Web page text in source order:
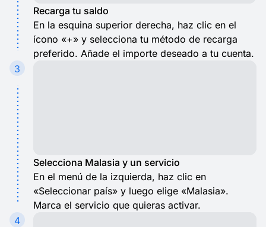
Recarga tu saldo
En la esquina superior derecha, haz clic en el
ícono «+» y selecciona tu método de recarga
preferido. Añade el importe deseado a tu cuenta.
3
Selecciona Malasia y un servicio
En el menú de la izquierda, haz clic en
«Seleccionar país» y luego elige «Malasia».
Marca el servicio que quieras activar.
4